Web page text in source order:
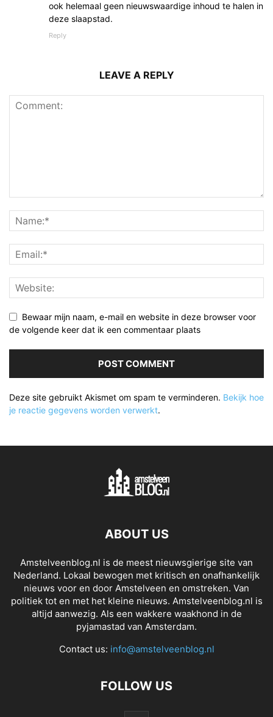
ook helemaal geen nieuwswaardige inhoud te halen in
deze slaapstad.
Reply
LEAVE A REPLY
Bewaar mijn naam, e-mail en website in deze browser voor
de volgende keer dat ik een commentaar plaats
Deze site gebruikt Akismet om spam te verminderen. Bekijk hoe
je reactie gegevens worden verwerkt.
ABOUT US
Amstelveenblog.nl is de meest nieuwsgierige site van
Nederland. Lokaal bewogen met kritisch en onafhankelijk
nieuws voor en door Amstelveen en omstreken. Van
politiek tot en met het kleine nieuws. Amstelveenblog.nl is
altijd aanwezig. Als een wakkere waakhond in de
pyjamastad van Amsterdam.
Contact us: info@amstelveenblog.nl
FOLLOW US